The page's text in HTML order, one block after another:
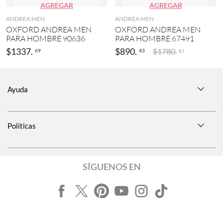
AGREGAR
ANDREA MEN
OXFORD ANDREA MEN
PARA HOMBRE 90636
$1337. 69
AGREGAR
ANDREA MEN
OXFORD ANDREA MEN
PARA HOMBRE 67491
$890. 43 $1780. 87
Ayuda
Políticas
SÍGUENOS EN